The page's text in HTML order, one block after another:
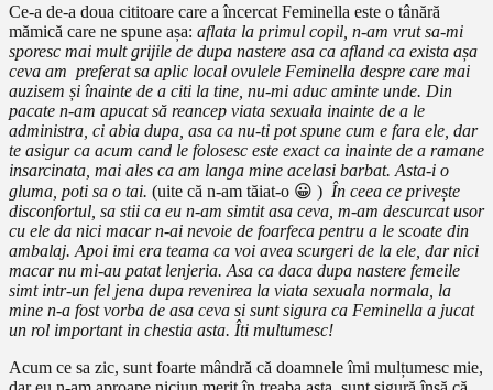
Ce-a de-a doua cititoare care a încercat Feminella este o tânără
mămică care ne spune așa: aflata la primul copil, n-am vrut sa-mi
sporesc mai mult grijile de dupa nastere asa ca afland ca exista așa
ceva am preferat sa aplic local ovulele Feminella despre care mai
auzisem și înainte de a citi la tine, nu-mi aduc aminte unde. Din
pacate n-am apucat să reancep viata sexuala inainte de a le
administra, ci abia dupa, asa ca nu-ti pot spune cum e fara ele, dar
te asigur ca acum cand le folosesc este exact ca inainte de a ramane
insarcinata, mai ales ca am langa mine acelasi barbat. Asta-i o
gluma, poti sa o tai. (uite că n-am tăiat-o 😀 ) În ceea ce privește
disconfortul, sa stii ca eu n-am simtit asa ceva, m-am descurcat usor
cu ele da nici macar n-ai nevoie de foarfeca pentru a le scoate din
ambalaj. Apoi imi era teama ca voi avea scurgeri de la ele, dar nici
macar nu mi-au patat lenjeria. Asa ca daca dupa nastere femeile
simt intr-un fel jena dupa revenirea la viata sexuala normala, la
mine n-a fost vorba de asa ceva si sunt sigura ca Feminella a jucat
un rol important in chestia asta. Îti multumesc!
Acum ce sa zic, sunt foarte mândră că doamnele îmi mulțumesc mie,